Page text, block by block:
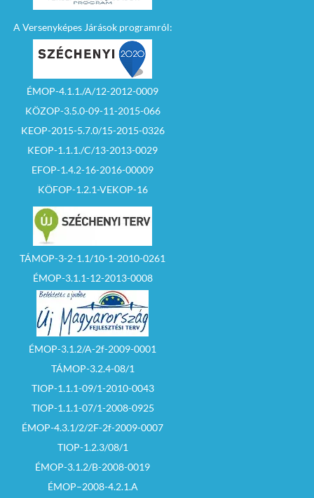
A Versenyképes Járások programról:
ÉMOP-4.1.1./A/12-2012-0009
KÖZOP-3.5.0-09-11-2015-066
KEOP-2015-5.7.0/15-2015-0326
KEOP-1.1.1./C/13-2013-0029
EFOP-1.4.2-16-2016-00009
KÖFOP-1.2.1-VEKOP-16
TÁMOP-3-2-1.1/10-1-2010-0261
ÉMOP-3.1.1-12-2013-0008
ÉMOP-3.1.2/A-2f-2009-0001
TÁMOP-3.2.4-08/1
TIOP-1.1.1-09/1-2010-0043
TIOP-1.1.1-07/1-2008-0925
ÉMOP-4.3.1/2/2F-2f-2009-0007
TIOP-1.2.3/08/1
ÉMOP-3.1.2/B-2008-0019
ÉMOP–2008-4.2.1.A